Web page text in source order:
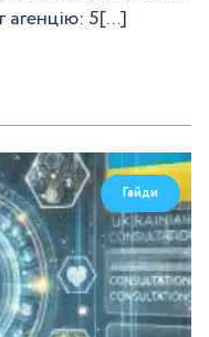
агенцію: 5[...]
Гайди